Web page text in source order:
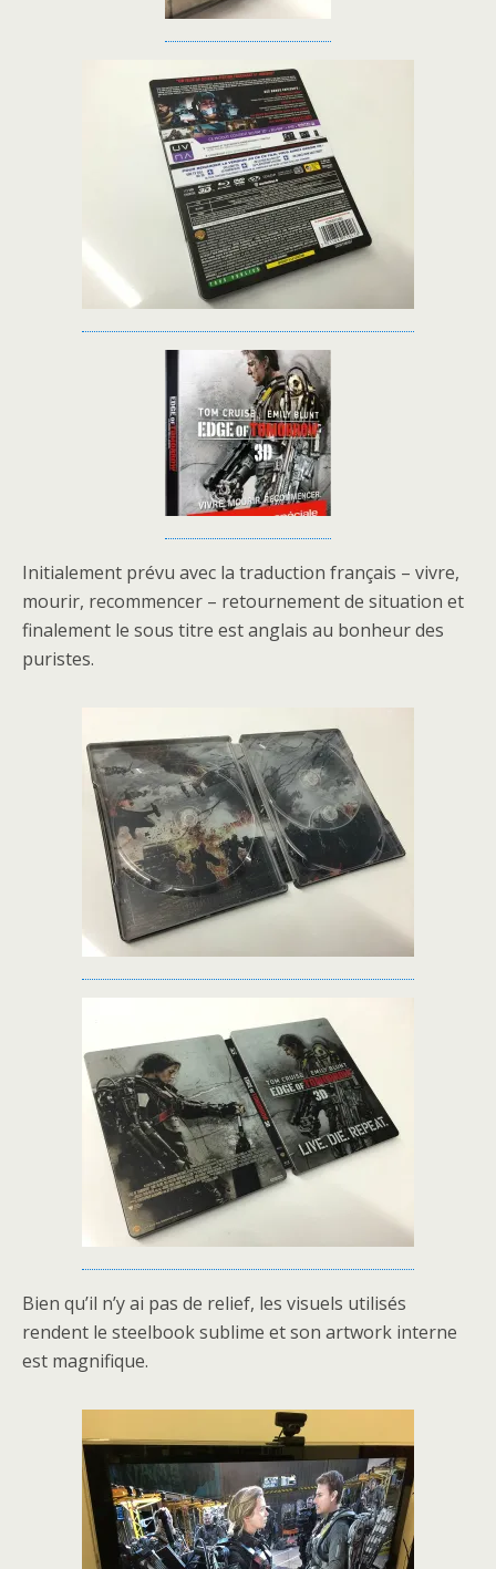
Initialement prévu avec la traduction français – vivre,
mourir, recommencer – retournement de situation et
finalement le sous titre est anglais au bonheur des
puristes.
Bien qu’il n’y ai pas de relief, les visuels utilisés
rendent le steelbook sublime et son artwork interne
est magnifique.